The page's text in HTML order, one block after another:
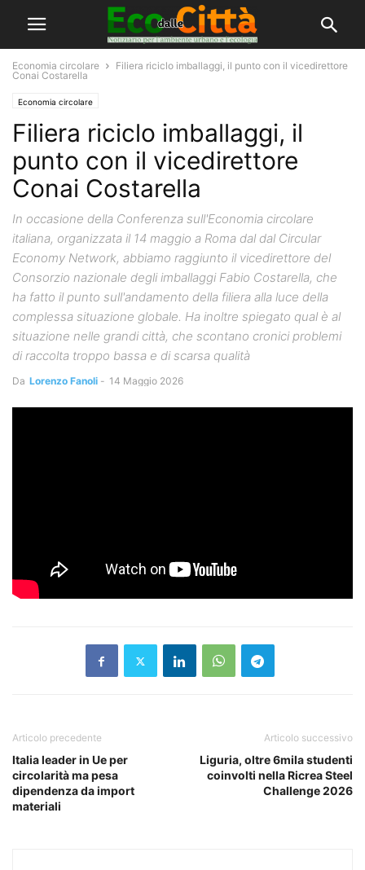
Economia circolare
Filiera riciclo imballaggi, il punto con il vicedirettore
Conai Costarella
Economia circolare
Filiera riciclo imballaggi, il
punto con il vicedirettore
Conai Costarella
In occasione della Conferenza sull'Economia circolare
italiana, organizzata il 14 maggio a Roma dal dal Circular
Economy Network, abbiamo raggiunto il vicedirettore del
Consorzio nazionale degli imballaggi Fabio Costarella, che
ha fatto il punto sull'andamento della filiera alla luce della
complessa situazione globale. Ha inoltre spiegato qual è al
situazione nelle grandi città, che scontano cronici problemi
di raccolta troppo bassa e di scarsa qualità
Da Lorenzo Fanoli - 14 Maggio 2026
Articolo precedente
Italia leader in Ue per
circolarità ma pesa
dipendenza da import
materiali
Articolo successivo
Liguria, oltre 6mila studenti
coinvolti nella Ricrea Steel
Challenge 2026